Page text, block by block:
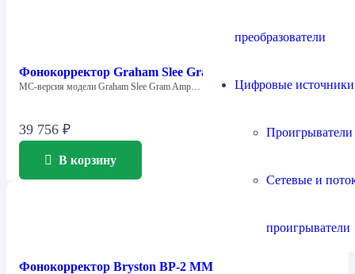
преобразователи
Цифровые источники
Сетевые и
проигрыватели
Фонокорректор Graham Slee Gram Amp 3 Fanfare (MC)
МС-версия модели Graham Slee Gram Amp…
39 756 ₽
В корзину
Фонокорректор Bryston BP-2 MM